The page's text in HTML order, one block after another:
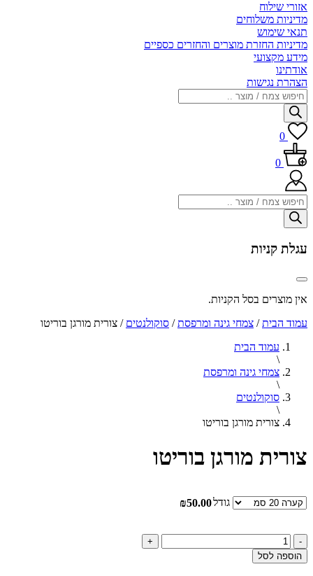
אזורי שילוח
מדיניות משלוחים
תנאי שימוש
מדיניות החזרת מוצרים והחזרים כספיים
מידע מקצועי
אודתינו
הצהרת נגישות
Products
search
0
0
Products
search
עגלת קניות
אין מוצרים בסל הקניות.
עמוד הבית/ צמחי גינה ומרפסת/ סוקולנטים / צורית מורגן בוריטו
עמוד הבית
\
צמחי גינה ומרפסת
\
סוקולנטים
\
צורית מורגן בוריטו
צורית מורגן בוריטו
גודל ₪50.00
-
כמות
של
צורית
+
הוספה לסל